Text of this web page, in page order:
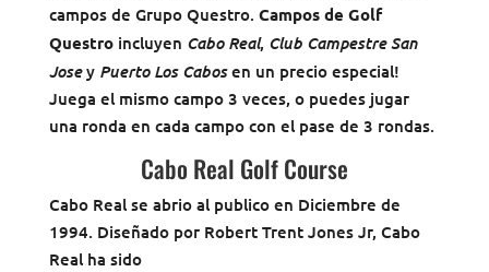
campos de Grupo Questro. Campos de Golf
Questro incluyen Cabo Real, Club Campestre San
Josey Puerto Los Cabosen un precio especial!
Juega el mismo campo 3 veces, o puedes jugar
una ronda en cada campo con el pase de 3 rondas.
Cabo Real Golf Course
Cabo Real se abrio al publico en Diciembre de
1994. Diseñado por Robert Trent Jones Jr, Cabo
Real ha sido